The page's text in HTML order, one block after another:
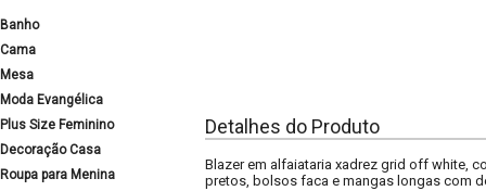
Banho
Cama
Mesa
Moda Evangélica
Plus Size Feminino
Decoração Casa
Roupa para Menina
Detalhes do Produto
Blazer em alfaiataria xadrez grid off white,
pretos, bolsos faca e mangas longas com